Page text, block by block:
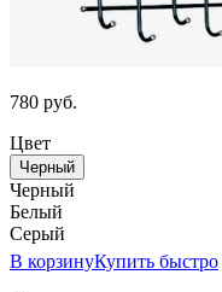
780 руб.
Цвет
Черный
Черный
Белый
Серый
В корзинуКупить быстро